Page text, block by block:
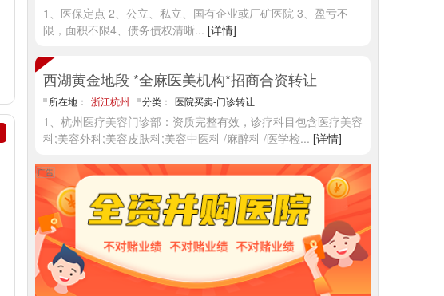
1、医保定点 2、公立、私立、国有企业或厂矿医院 3、盈亏不
限，面积不限4、债务债权清晰... [详情]
西湖黄金地段 *全麻医美机构*招商合资转让
所在地： 浙江杭州 分类： 医院买卖-门诊转让
1、杭州医疗美容门诊部：资质完整有效，诊疗科目包含医疗美容
科;美容外科;美容皮肤科;美容中医科 /麻醉科 /医学检... [详情]